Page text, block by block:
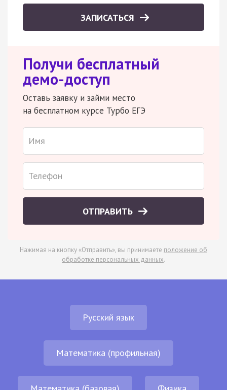
ЗАПИСАТЬСЯ
Получи бесплатный
демо-доступ
Оставь заявку и займи место
на бесплатном курсе Турбо ЕГЭ
ОТПРАВИТЬ
Нажимая на кнопку «Отправить», вы принимаете положение об
обработке персональных данных.
Русский язык
Математика (профильная)